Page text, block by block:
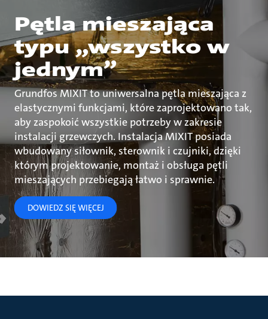
Pętla mieszająca
typu „wszystko w
jednym”
Grundfos MIXIT to uniwersalna pętla mieszająca z
elastycznymi funkcjami, które zaprojektowano tak,
aby zaspokoić wszystkie potrzeby w zakresie
instalacji grzewczych. Instalacja MIXIT posiada
wbudowany siłownik, sterownik i czujniki, dzięki
którym projektowanie, montaż i obsługa pętli
mieszających przebiegają łatwo i sprawnie.
DOWIEDZ SIĘ WIĘCEJ